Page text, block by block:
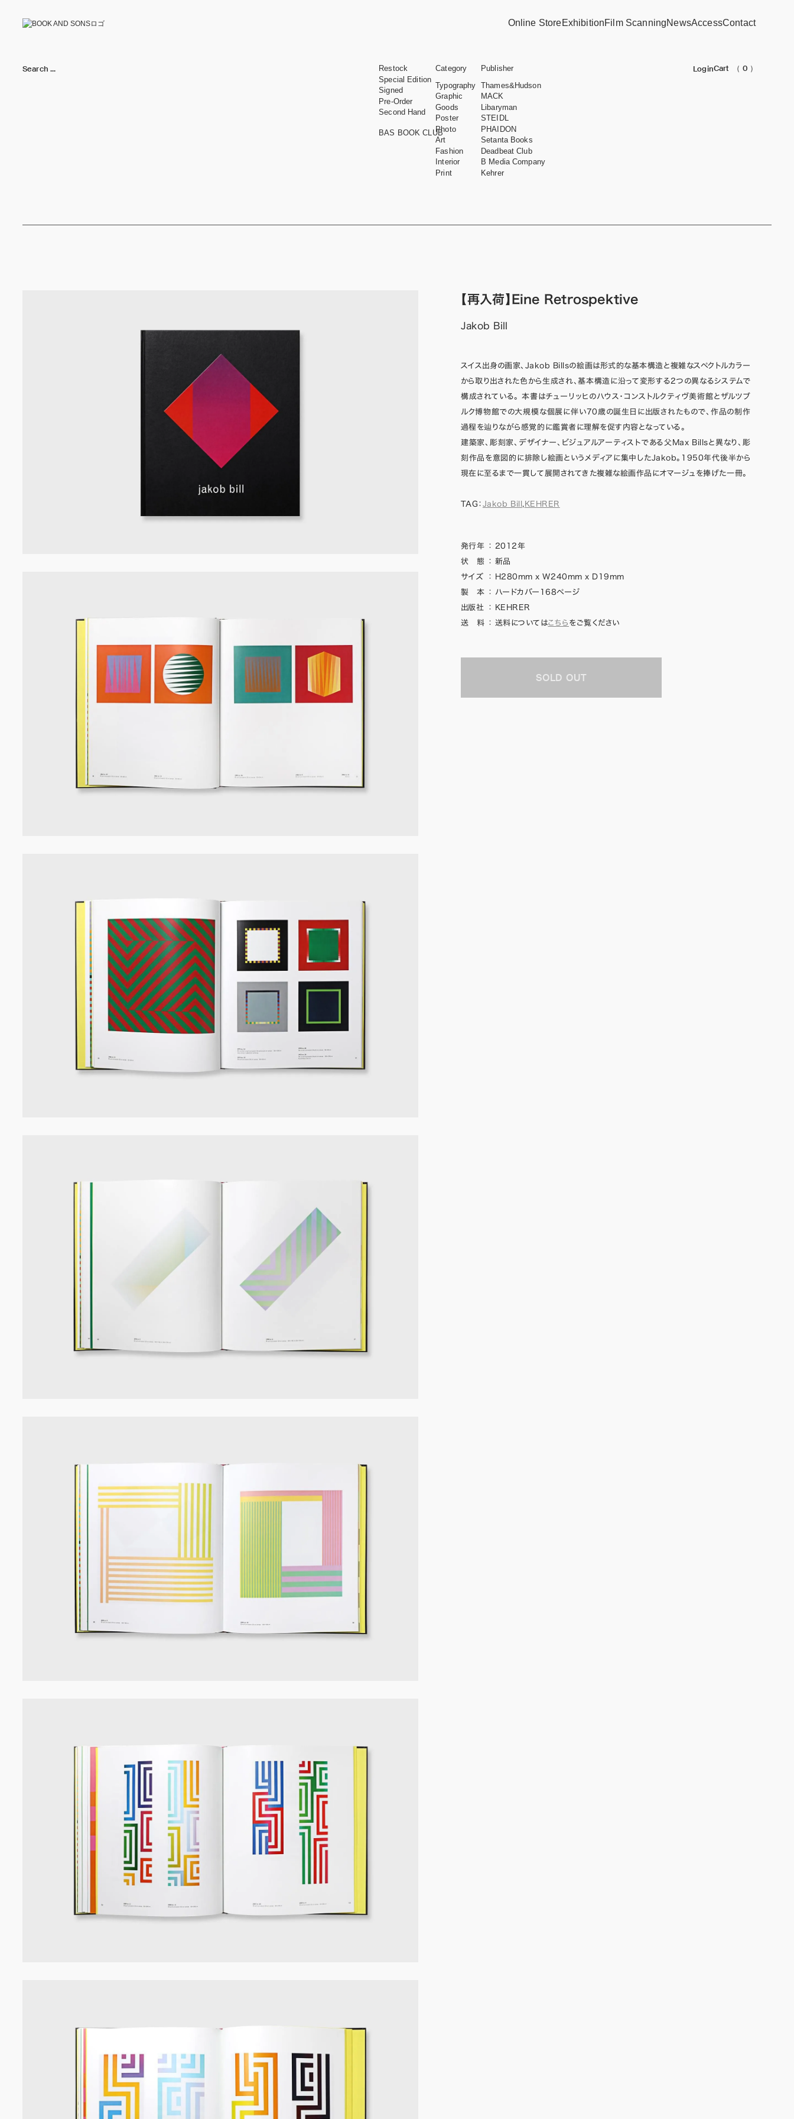
Online StoreExhibitionFilm ScanningNewsAccessContact
LoginCart （ 0 ）
Restock
Special Edition
Signed
Pre-Order
Second Hand
BAS BOOK CLUB
Category
Typography
Graphic
Goods
Poster
Photo
Art
Fashion
Interior
Print
Publisher
Thames&Hudson
MACK
Libaryman
STEIDL
PHAIDON
Setanta Books
Deadbeat Club
B Media Company
Kehrer
【再入荷】Eine Retrospektive
Jakob Bill
スイス出身の画家、Jakob Billsの絵画は形式的な基本構造と複雑なスペクトルカラー
から取り出された色から生成され、基本構造に沿って変形する2つの異なるシステムで
構成されている。 本書はチューリッヒのハウス・コンストルクティヴ美術館とザルツブ
ルク博物館での大規模な個展に伴い70歳の誕生日に出版されたもので、作品の制作
過程を辿りながら感覚的に鑑賞者に理解を促す内容となっている。
建築家、彫刻家、デザイナー、ビジュアルアーティストである父Max Billsと異なり、彫
刻作品を意図的に排除し絵画というメディアに集中したJakob。1950年代後半から
現在に至るまで一貫して展開されてきた複雑な絵画作品にオマージュを捧げた一冊。
TAG： Jakob Bill , KEHRER
発行年 ：
2012年
状 態
： 新品
サイズ
：
H280mm x W240mm x D19mm
製 本
：
ハードカバー168ページ
出版社
：
KEHRER
送 料
： 送料についてはこちら をご覧ください
SOLD OUT